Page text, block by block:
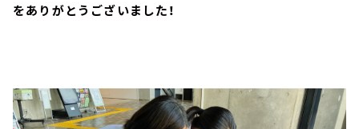
をありがとうございました！